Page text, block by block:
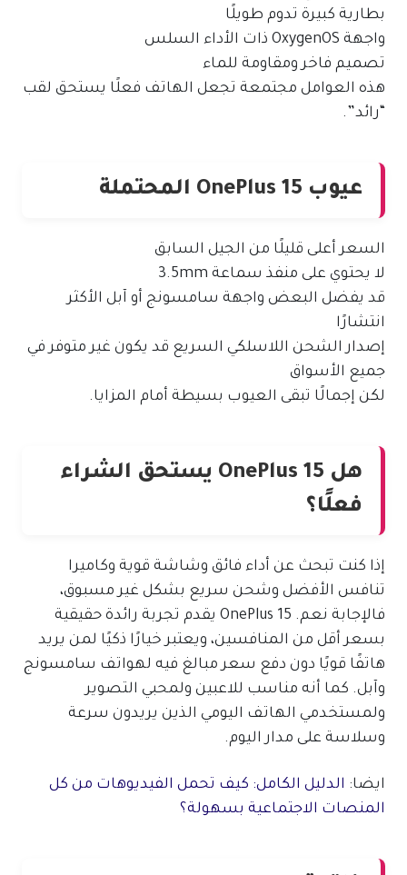
بطارية كبيرة تدوم طويلًا
واجهة OxygenOS ذات الأداء السلس
تصميم فاخر ومقاومة للماء
هذه العوامل مجتمعة تجعل الهاتف فعلًا يستحق لقب
“رائد”.
عيوب OnePlus 15 المحتملة
السعر أعلى قليلًا من الجيل السابق
لا يحتوي على منفذ سماعة 3.5mm
قد يفضل البعض واجهة سامسونج أو آبل الأكثر
انتشارًا
إصدار الشحن اللاسلكي السريع قد يكون غير متوفر في
جميع الأسواق
لكن إجمالًا تبقى العيوب بسيطة أمام المزايا.
هل OnePlus 15 يستحق الشراء
فعلًا؟
إذا كنت تبحث عن أداء فائق وشاشة قوية وكاميرا
تنافس الأفضل وشحن سريع بشكل غير مسبوق،
فالإجابة نعم. OnePlus 15 يقدم تجربة رائدة حقيقية
بسعر أقل من المنافسين، ويعتبر خيارًا ذكيًا لمن يريد
هاتفًا قويًا دون دفع سعر مبالغ فيه لهواتف سامسونج
وآبل. كما أنه مناسب للاعبين ولمحبي التصوير
ولمستخدمي الهاتف اليومي الذين يريدون سرعة
وسلاسة على مدار اليوم.
ايضا: الدليل الكامل: كيف تحمل الفيديوهات من كل
المنصات الاجتماعية بسهولة؟